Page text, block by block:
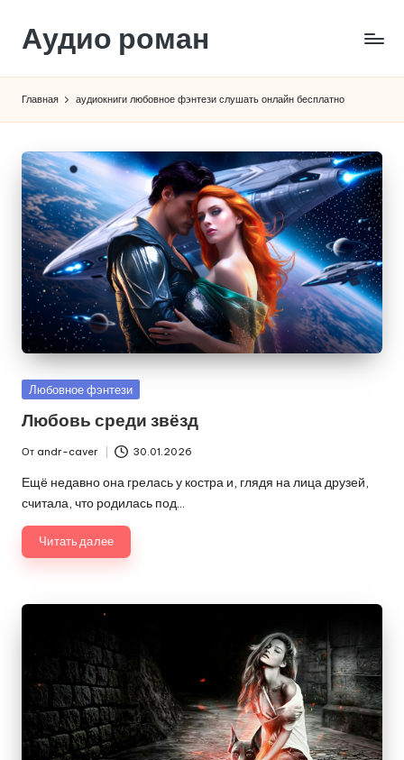
Перейти
содержимому
Аудио роман
Главная аудиокниги любовное фэнтези слушать онлайн бесплатно
Опубликовано
Любовное фэнтези
Любовь среди звёзд
от
От andr-caver 30.01.2026
Ещё недавно она грелась у костра и, глядя на лица друзей,
считала, что родилась под…
Читать далее